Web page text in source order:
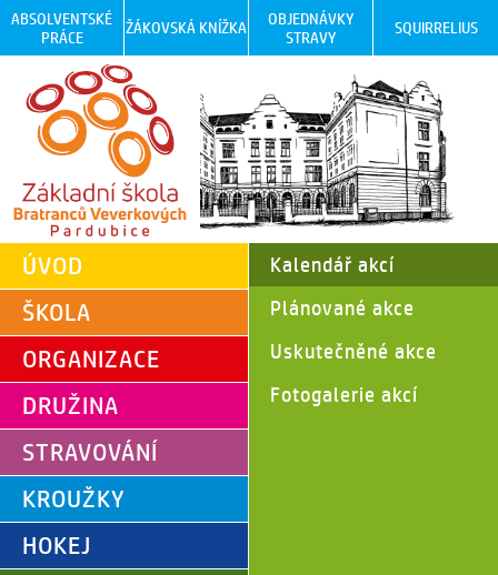
ABSOLVENTSKÉ
PRÁCE
ŽÁKOVSKÁ KNÍŽKA
OBJEDNÁVKY
STRAVY
SQUIRRELIUS
ÚVOD
ŠKOLA
ORGANIZACE
DRUŽINA
STRAVOVÁNÍ
KROUŽKY
HOKEJ
Kalendář akcí
Plánované akce
Uskutečněné akce
Fotogalerie akcí